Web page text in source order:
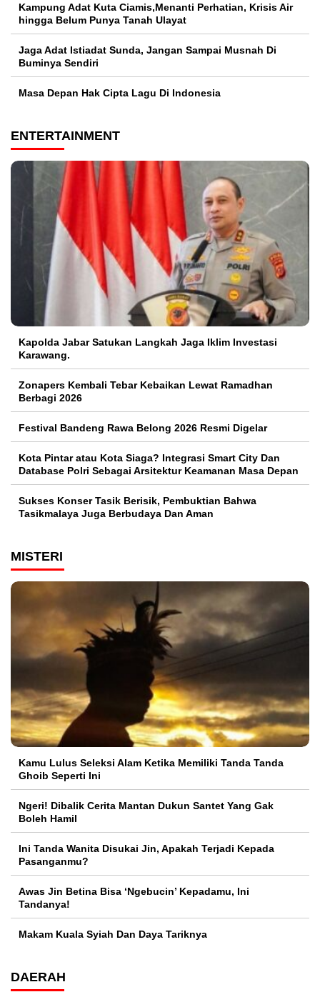
Kampung Adat Kuta Ciamis,Menanti Perhatian, Krisis Air
hingga Belum Punya Tanah Ulayat
Jaga Adat Istiadat Sunda, Jangan Sampai Musnah Di
Buminya Sendiri
Masa Depan Hak Cipta Lagu Di Indonesia
ENTERTAINMENT
Kapolda Jabar Satukan Langkah Jaga Iklim Investasi
Karawang.
Zonapers Kembali Tebar Kebaikan Lewat Ramadhan
Berbagi 2026
Festival Bandeng Rawa Belong 2026 Resmi Digelar
Kota Pintar atau Kota Siaga? Integrasi Smart City Dan
Database Polri Sebagai Arsitektur Keamanan Masa Depan
Sukses Konser Tasik Berisik, Pembuktian Bahwa
Tasikmalaya Juga Berbudaya Dan Aman
MISTERI
Kamu Lulus Seleksi Alam Ketika Memiliki Tanda Tanda
Ghoib Seperti Ini
Ngeri! Dibalik Cerita Mantan Dukun Santet Yang Gak
Boleh Hamil
Ini Tanda Wanita Disukai Jin, Apakah Terjadi Kepada
Pasanganmu?
Awas Jin Betina Bisa ‘Ngebucin’ Kepadamu, Ini
Tandanya!
Makam Kuala Syiah Dan Daya Tariknya
DAERAH